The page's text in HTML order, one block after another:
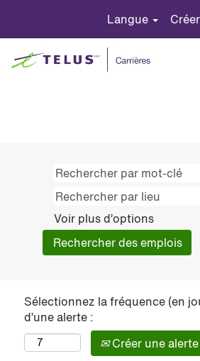
Langue
Voir plus d’options
Sélectionnez la fréquence (en
d’une alerte :
Créer une alerte